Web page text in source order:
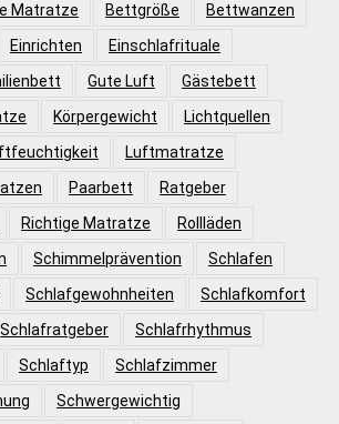
Matratze Bettgröße
Bettwanzen
Einrichten
Einschlafrituale
Gute Luft
Gästebett
Körpergewicht
Lichtquellen
Luftmatratze
Paarbett
Ratgeber
Richtige Matratze
Rollläden
Schimmelprävention
Schlafen
Schlafgewohnheiten
Schlafkomfort
Schlafratgeber
Schlafrhythmus
Schlaftyp
Schlafzimmer
Schwergewichtig